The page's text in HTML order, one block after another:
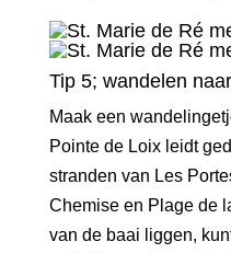
Tip 5; wandelen
Maak een
Pointe de Loix leidt
stranden van Les
Chemise en Plage de
van de baai liggen,